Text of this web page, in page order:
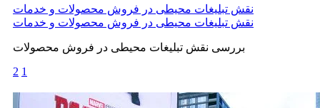
نقش تبلیغات محیطی در فروش محصولات و خدمات
نقش تبلیغات محیطی در فروش محصولات و خدمات
بررسی نقش تبلیغات محیطی در فروش محصولات
2 1